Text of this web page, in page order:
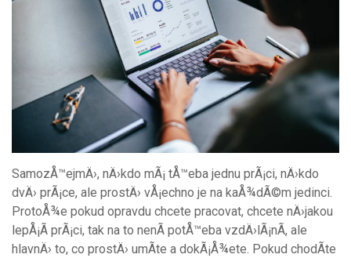
SamozÅ™ejmÄ›, nÄ›kdo mÃ¡ tÅ™eba jednu prÃ¡ci, nÄ›kdo
dvÄ› prÃ¡ce, ale prostÄ› vÅ¡echno je na kaÅ¾dÃ©m jedinci.
ProtoÅ¾e pokud opravdu chcete pracovat, chcete nÄ›jakou
lepÅ¡Ã­ prÃ¡ci, tak na to nenÃ­ potÅ™eba vzdÄ›lÃ¡nÃ­, ale
hlavnÄ› to, co prostÄ› umÃ­te a dokÃ¡Å¾ete. Pokud chodÃ­te